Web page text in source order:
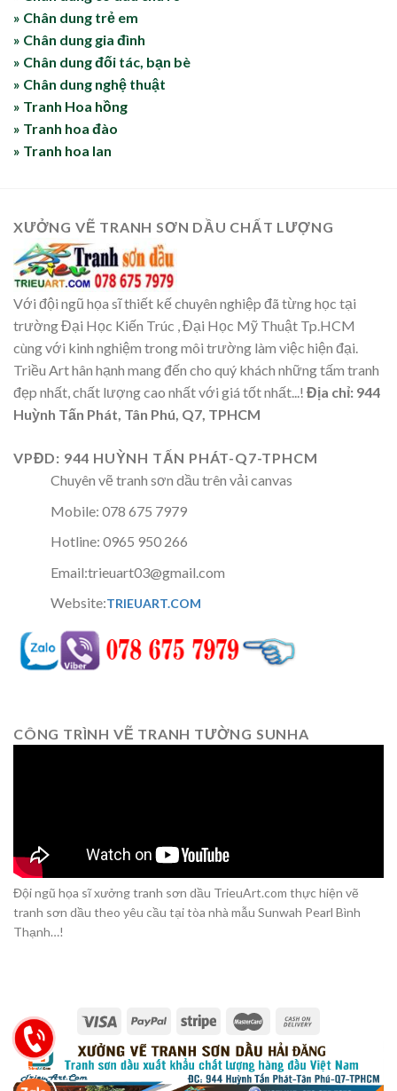
» Chân dung trẻ em
» Chân dung gia đình
» Chân dung đối tác, bạn bè
» Chân dung nghệ thuật
» Tranh Hoa hồng
» Tranh hoa đào
» Tranh hoa lan
XƯỞNG VẼ TRANH SƠN DẦU CHẤT LƯỢNG
Với đội ngũ họa sĩ thiết kế chuyên nghiệp đã từng học tại
trường Đại Học Kiến Trúc , Đại Học Mỹ Thuật Tp.HCM
cùng với kinh nghiệm trong môi trường làm việc hiện đại.
Triều Art hân hạnh mang đến cho quý khách những tấm tranh
đẹp nhất, chất lượng cao nhất với giá tốt nhất...! Địa chỉ: 944
Huỳnh Tấn Phát, Tân Phú, Q7, TPHCM
VPĐD: 944 HUỲNH TẤN PHÁT-Q7-TPHCM
Chuyên vẽ tranh sơn dầu trên vải canvas
Mobile: 078 675 7979
Hotline: 0965 950 266
Email:trieuart03@gmail.com
Website:TRIEUART.COM
CÔNG TRÌNH VẼ TRANH TƯỜNG SUNHA
Đội ngũ họa sĩ xưởng tranh sơn dầu TrieuArt.com thực hiện vẽ
tranh sơn dầu theo yêu cầu tại tòa nhà mẫu Sunwah Pearl Bình
Thạnh…!